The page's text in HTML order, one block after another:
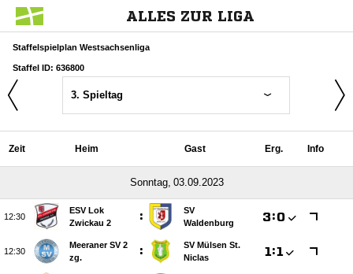
ALLES ZUR LIGA
Staffelspielplan Westsachsenliga
Staffel ID: 636800
3. Spieltag
Zeit Heim Gast Erg. Info
 

ESV Lok
Zwickau 2
:
SV
Waldenburg
:

Meeraner SV 2
zg.
:
SV Mülsen St.
Niclas
 :